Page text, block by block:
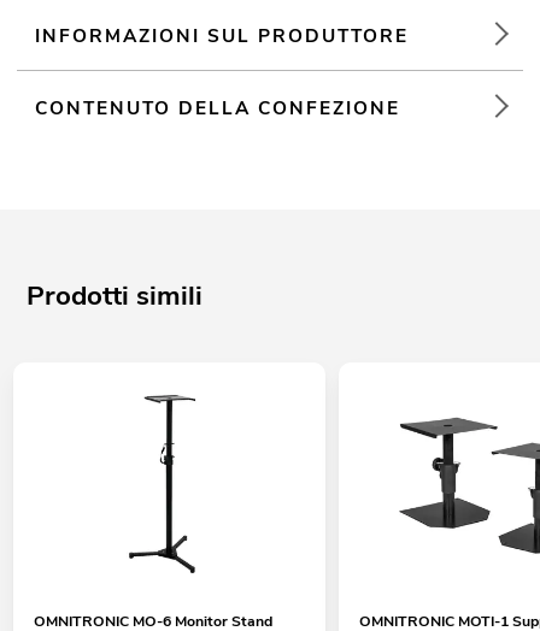
INFORMAZIONI SUL PRODUTTORE
CONTENUTO DELLA CONFEZIONE
Prodotti simili
OMNITRONIC MO-6 Monitor Stand
OMNITRONIC MOTI-1